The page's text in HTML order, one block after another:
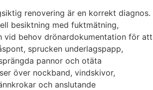
renovering är en korrekt diagnos.
besiktning med fuktmätning,
vid behov drönardokumentation för att
sprucken underlagspapp,
pannor och otäta
över nockband, vindskivor,
och anslutande